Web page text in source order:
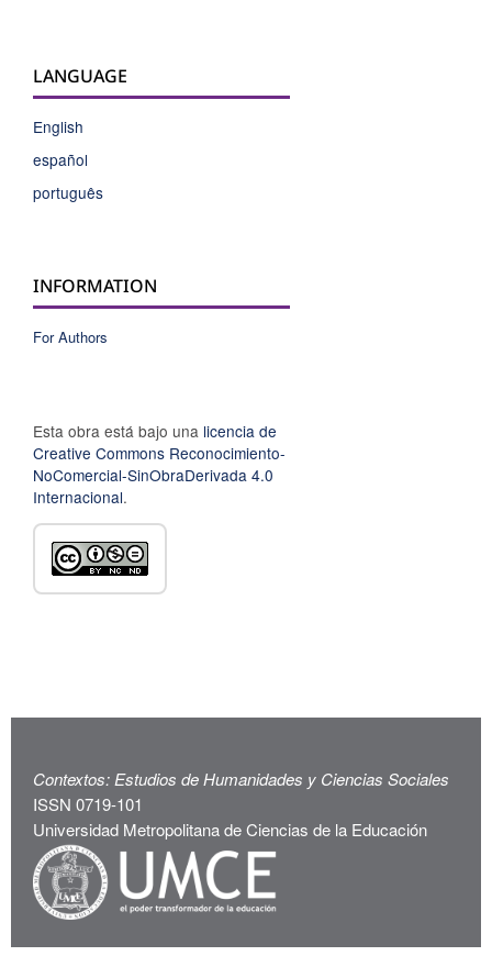
LANGUAGE
English
español
português
INFORMATION
For Authors
Esta obra está bajo una licencia de
Creative Commons Reconocimiento-
NoComercial-SinObraDerivada 4.0
Internacional.
Contextos: Estudios de Humanidades y Ciencias Sociales
ISSN 0719-101
Universidad Metropolitana de Ciencias de la Educación